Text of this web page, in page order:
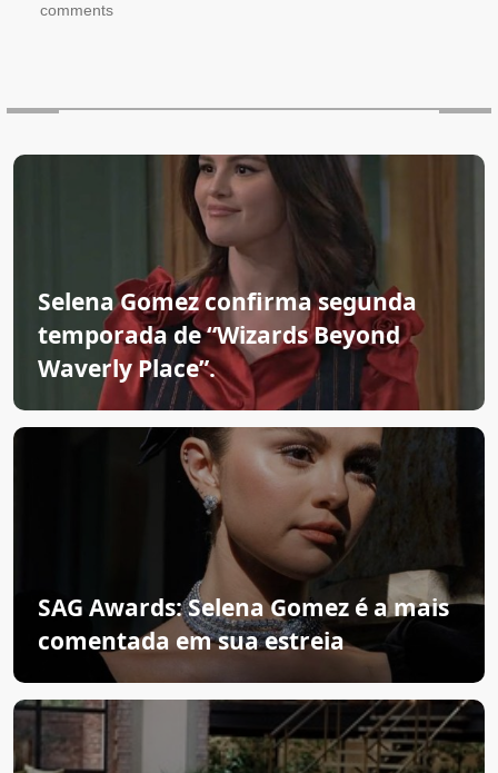
comments
Selena Gomez confirma segunda
temporada de “Wizards Beyond
Waverly Place”.
SAG Awards: Selena Gomez é a mais
comentada em sua estreia